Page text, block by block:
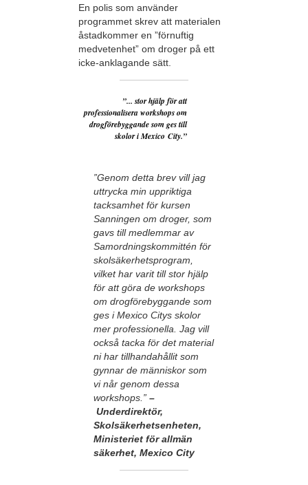
En polis som använder
programmet skrev att materialen
åstadkommer en ”förnuftig
medvetenhet” om droger på ett
icke-anklagande sätt.
”... stor hjälp för att
professionalisera workshops om
drogförebyggande som ges till
skolor i Mexico City.”
”Genom detta brev vill jag
uttrycka min uppriktiga
tacksamhet för kursen
Sanningen om droger, som
gavs till medlemmar av
Samordningskommittén för
skolsäkerhetsprogram,
vilket har varit till stor hjälp
för att göra de workshops
om drogförebyggande som
ges i Mexico Citys skolor
mer professionella. Jag vill
också tacka för det material
ni har tillhandahållit som
gynnar de människor som
vi når genom dessa
workshops.” –
Underdirektör,
Skolsäkerhetsenheten,
Ministeriet för allmän
säkerhet, Mexico City